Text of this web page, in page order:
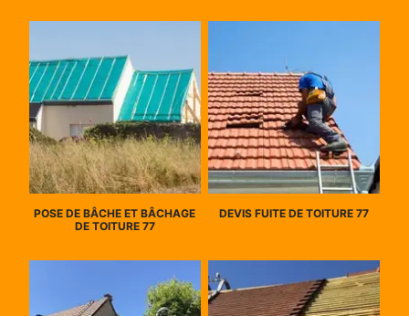
POSE DE BÂCHE ET BÂCHAGE
DE TOITURE 77
DEVIS FUITE DE TOITURE 77